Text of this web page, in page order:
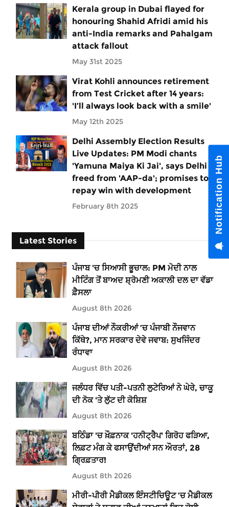
Kerala group in Dubai flayed for
honouring Shahid Afridi amid his
anti-India remarks and Pahalgam
attack fallout
May 31st 2025
Virat Kohli announces retirement
from Test Cricket after 14 years:
'I’ll always look back with a smile'
May 12th 2025
Delhi Assembly Election Results
Live Updates: PM Modi chants
'Yamuna Maiya Ki Jai', says Delhi
freed from 'AAP-da'; promises to
repay win with development
February 8th 2025
Latest Stories
ਪੰਜਾਬ 'ਚ ਸਿਆਸੀ ਭੂਚਾਲ: PM ਮੋਦੀ ਨਾਲ
ਮੀਟਿੰਗ ਤੋਂ ਬਾਅਦ ਸ਼੍ਰੋਮਣੀ ਅਕਾਲੀ ਦਲ ਦਾ ਵੱਡਾ
ਫ਼ੈਸਲਾ
August 8th 2026
ਪੰਜਾਬ ਦੀਆਂ ਨੌਕਰੀਆਂ ’ਚ ਪੰਜਾਬੀ ਨੌਜਵਾਨ
ਕਿੱਥੇ?, ਮਾਨ ਸਰਕਾਰ ਦੇਵੇ ਜਵਾਬ: ਸੁਖਜਿੰਦਰ
ਰੰਧਾਵਾ
August 8th 2026
ਜਲੰਧਰ ਵਿੱਚ ਪਤੀ-ਪਤਨੀ ਲੁਟੇਰਿਆਂ ਨੇ ਘੇਰੇ, ਚਾਕੂ
ਦੀ ਨੋਕ 'ਤੇ ਲੁੱਟ ਦੀ ਕੋਸ਼ਿਸ਼
August 8th 2026
ਬਠਿੰਡਾ 'ਚ ਖ਼ੌਫ਼ਨਾਕ 'ਹਨੀਟ੍ਰੈਪ' ਗਿਰੋਹ ਫੜਿਆ,
ਲਿਫ਼ਟ ਮੰਗ ਕੇ ਫਸਾਉਂਦੀਆਂ ਸਨ ਔਰਤਾਂ, 28
ਗ੍ਰਿਫ਼ਤਾਰ!
August 8th 2026
ਮੀਰੀ-ਪੀਰੀ ਮੈਡੀਕਲ ਇੰਸਟੀਚਿਊਟ ’ਚ ਮੈਡੀਕਲ
Notification Hub